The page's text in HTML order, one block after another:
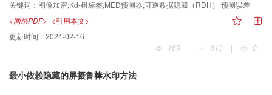
detector，MED）算法计算预测误差，并把得到的预测误差绝对值图像划分为
两个区域：S0区域和S1区域。根据Kd-树标签算法和熵编码生成辅助信息，在
加密之后嵌入辅助信息，生成加密图像；在秘密数据嵌
阶段可以根据附加信息、图像加密密钥和数据隐藏密钥提取秘密数据并无损恢
关键词： 图像加密;Kd-树标签;MED预测器;可逆数据隐藏（RDH）;预测误差
<网络PDF> <引用本文>
更新时间： 2024-02-16
169
| 613 | 0
最小依赖隐藏的屏摄鲁棒水印方法